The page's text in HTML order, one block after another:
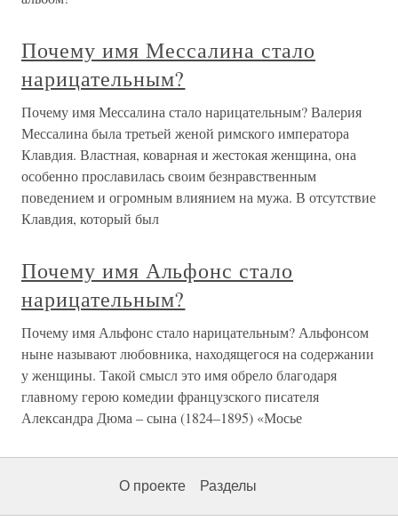
Почему имя Мессалина стало
нарицательным?
Почему имя Мессалина стало нарицательным? Валерия
Мессалина была третьей женой римского императора
Клавдия. Властная, коварная и жестокая женщина, она
особенно прославилась своим безнравственным
поведением и огромным влиянием на мужа. В отсутствие
Клавдия, который был
Почему имя Альфонс стало
нарицательным?
Почему имя Альфонс стало нарицательным? Альфонсом
ныне называют любовника, находящегося на содержании
у женщины. Такой смысл это имя обрело благодаря
главному герою комедии французского писателя
Александра Дюма – сына (1824–1895) «Мосье
О проекте Разделы